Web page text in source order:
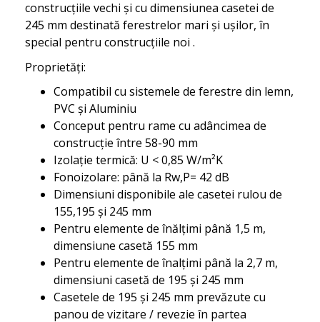
construcţiile vechi şi cu dimensiunea casetei de
245 mm destinată ferestrelor mari şi uşilor, în
special pentru construcţiile noi .
Proprietăţi:
Compatibil cu sistemele de ferestre din lemn,
PVC şi Aluminiu
Conceput pentru rame cu adâncimea de
construcţie între 58-90 mm
Izolaţie termică: U < 0,85 W/m²K
Fonoizolare: până la Rw,P= 42 dB
Dimensiuni disponibile ale casetei rulou de
155,195 şi 245 mm
Pentru elemente de înălţimi până 1,5 m,
dimensiune casetă 155 mm
Pentru elemente de înalţimi până la 2,7 m,
dimensiuni casetă de 195 şi 245 mm
Casetele de 195 şi 245 mm prevăzute cu
panou de vizitare / revezie în partea